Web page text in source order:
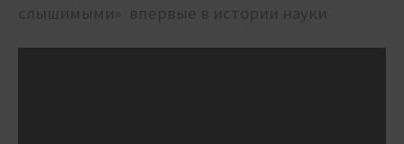
слышимыми» впервые в истории науки